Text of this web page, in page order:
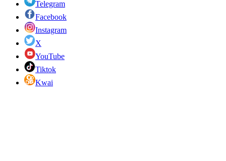
Telegram
Facebook
Instagram
X
YouTube
Tiktok
Kwai